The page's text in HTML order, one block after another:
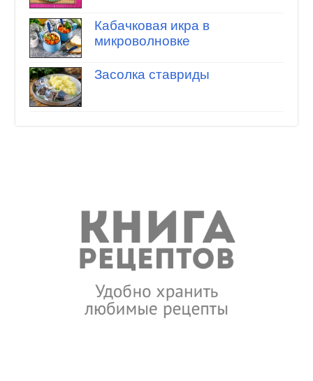
Кабачковая икра в
микроволновке
Засолка ставриды